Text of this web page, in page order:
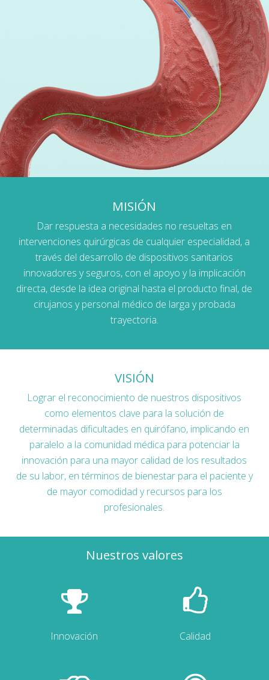
MISIÓN
Dar respuesta a necesidades no resueltas en
intervenciones quirúrgicas de cualquier especialidad, a
través del desarrollo de dispositivos sanitarios
innovadores y seguros, con el apoyo y la implicación
directa, desde la idea original hasta el producto final, de
cirujanos y personal médico de larga y probada
trayectoria.
VISIÓN
Lograr el reconocimiento de nuestros dispositivos
como elementos clave para la solución de
determinadas dificultades en quirófano, implicando en
paralelo a la comunidad médica para potenciar la
innovación para una mayor calidad de los resultados
de su labor, en términos de bienestar para el paciente y
de mayor comodidad y recursos para los
profesionales.
Nuestros valores
Innovación Calidad